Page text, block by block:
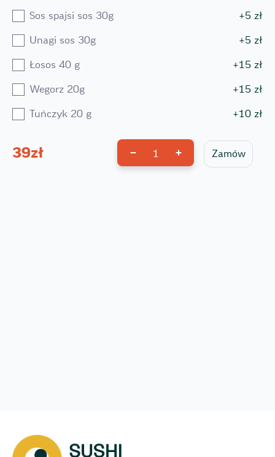
Sos spajsi sos 30g +5 zł
Unagi sos 30g +5 zł
Łosos 40 g +15 zł
Wegorz 20g +15 zł
Tuńczyk 20 g +10 zł
39zł 1 Zamów